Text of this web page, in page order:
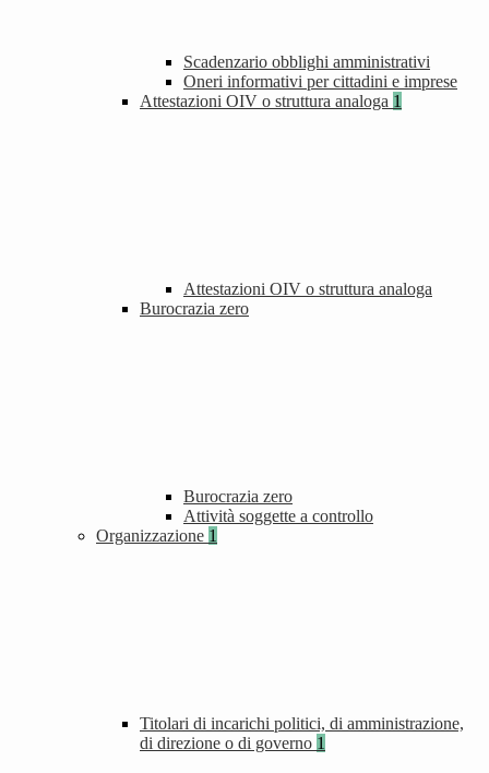
Scadenzario obblighi amministrativi
Oneri informativi per cittadini e imprese
Attestazioni OIV o struttura analoga 1
Attestazioni OIV o struttura analoga
Burocrazia zero
Burocrazia zero
Attività soggette a controllo
Organizzazione 1
Titolari di incarichi politici, di amministrazione,
di direzione o di governo 1